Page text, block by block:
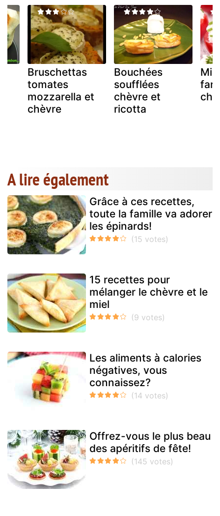
Bruschettas
tomates
mozzarella et
chèvre
Bouchées
soufflées
chèvre et
ricotta
A lire également
Grâce à ces recettes,
toute la famille va adorer
les épinards!
15 recettes pour
mélanger le chèvre et le
miel
Les aliments à calories
négatives, vous
connaissez?
Offrez-vous le plus beau
des apéritifs de fête!